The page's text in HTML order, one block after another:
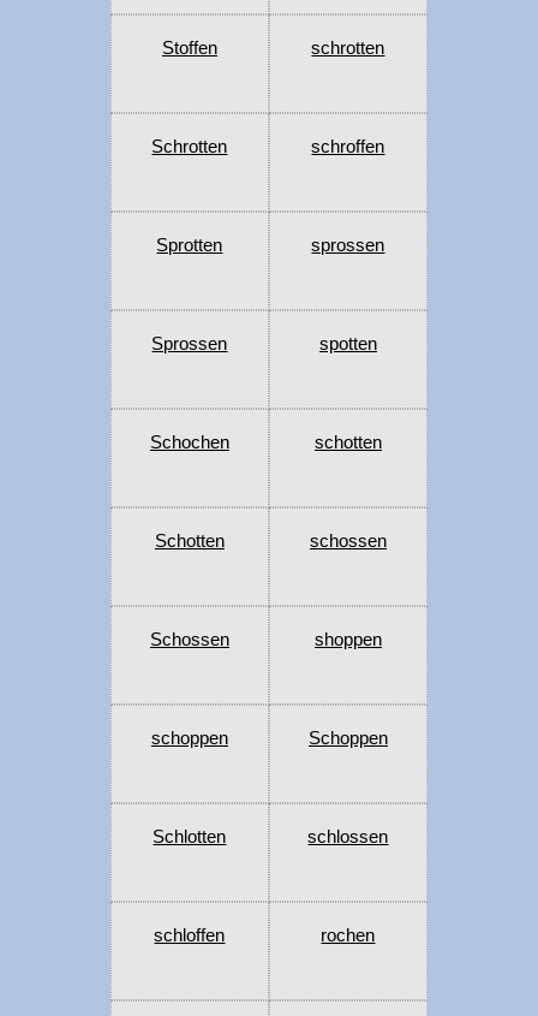
Stoffen schrotten
Schrotten schroffen
Sprotten sprossen
Sprossen spotten
Schochen schotten
Schotten schossen
Schossen shoppen
schoppen Schoppen
Schlotten schlossen
schloffen rochen